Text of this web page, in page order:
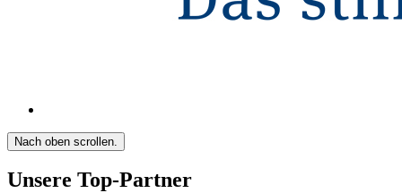
Nach oben scrollen.
Unsere Top-Partner